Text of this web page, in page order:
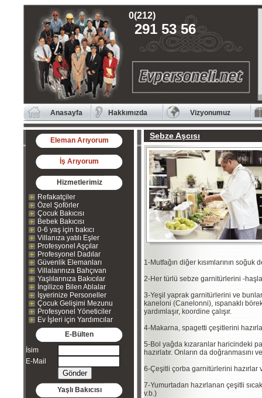
0(212)
291 53 56
Anasayfa Hakkımızda Vizyonumuz
Eleman Arıyorum
İş Arıyorum
Hizmetlerimiz
Refakatçiler
Özel Şoförler
Çocuk Bakıcısı
Bebek Bakıcısı
0-6 yaş için bakıcı
Villanıza yatılı Eşler
Profesyonel Aşçılar
Profesyonel Dadılar
Güvenlik Elemanları
Villalarınıza Bahçıvan
Yaşlılarınıza Bakıcılar
İngilizce Bilen Ablalar
İşyerinize Personeller
Çocuk Gelişimi Mezunu
Profesyonel Yöneticiler
Ev İşleri için Yardımcılar
E-Bülten
İsim
E-Mail
Yaşlı Bakıcısı
Sebze Aşcısı
1-Mutfağın diğer kısımlarının
2-Her türlü sebze garnitürlerini -
3-Yeşil yaprak garnitürlerini ve
kaneloni (Canelonni), ıspanaklı
yardımlaşır, koordine çalışır.
4-Makarna, spagetti çeşitlerini
5-Bol yağda kızaranlar haricindeki
hazırlatır. Onların da doğranmasını
6-Çeşitli çorba garnitürlerini hazırlar
7-Yumurtadan hazırlanan çeşitli
v.b.)